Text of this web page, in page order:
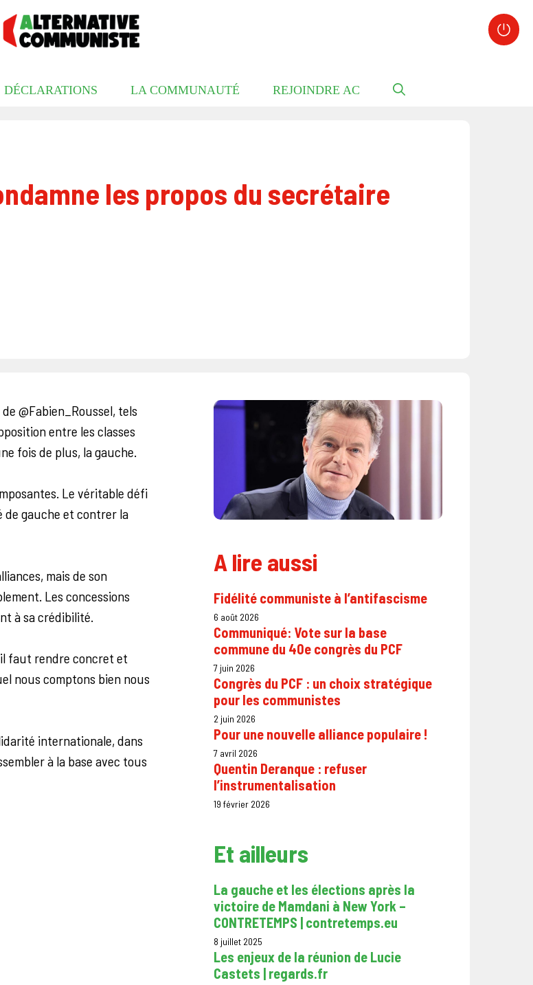
DÉCLARATIONS LA COMMUNAUTÉ REJOINDRE AC
les propos du secrétaire
@Fabien_Roussel, tels
entre les classes
fois de plus, la gauche.
Le véritable défi
de gauche et contrer la
mais de son
Les concessions
à sa crédibilité.
il faut rendre concret et
nous comptons bien nous
internationale, dans
à la base avec tous
A lire aussi
Fidélité communiste à l’antifascisme
6 août 2026
Communiqué: Vote sur la base
commune du 40e congrès du PCF
7 juin 2026
Congrès du PCF : un choix stratégique
pour les communistes
2 juin 2026
Pour une nouvelle alliance populaire !
7 avril 2026
Quentin Deranque : refuser
l’instrumentalisation
19 février 2026
Et ailleurs
La gauche et les élections après la
victoire de Mamdani à New York –
CONTRETEMPS | contretemps.eu
8 juillet 2025
Les enjeux de la réunion de Lucie
Castets | regards.fr